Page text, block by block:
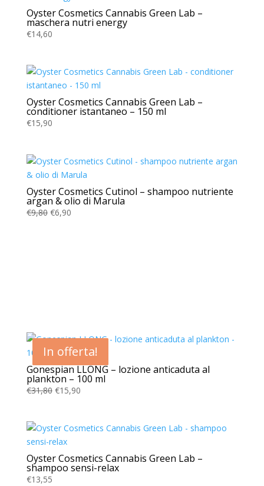
Oyster Cosmetics Cannabis Green Lab –
maschera nutri energy
€14,60
Oyster Cosmetics Cannabis Green Lab –
conditioner istantaneo – 150 ml
€15,90
Oyster Cosmetics Cutinol – shampoo nutriente
argan & olio di Marula
€9,80 Il
€6,90Il
In offerta!
Gonespian LLONG – lozione anticaduta al
plankton – 100 ml
€31,80 Il
era:
€31,80.
€15,90Il
è:
In offerta!
Oyster Cosmetics Cannabis Green Lab –
shampoo sensi-relax
€13,55
In offerta!
In offerta!